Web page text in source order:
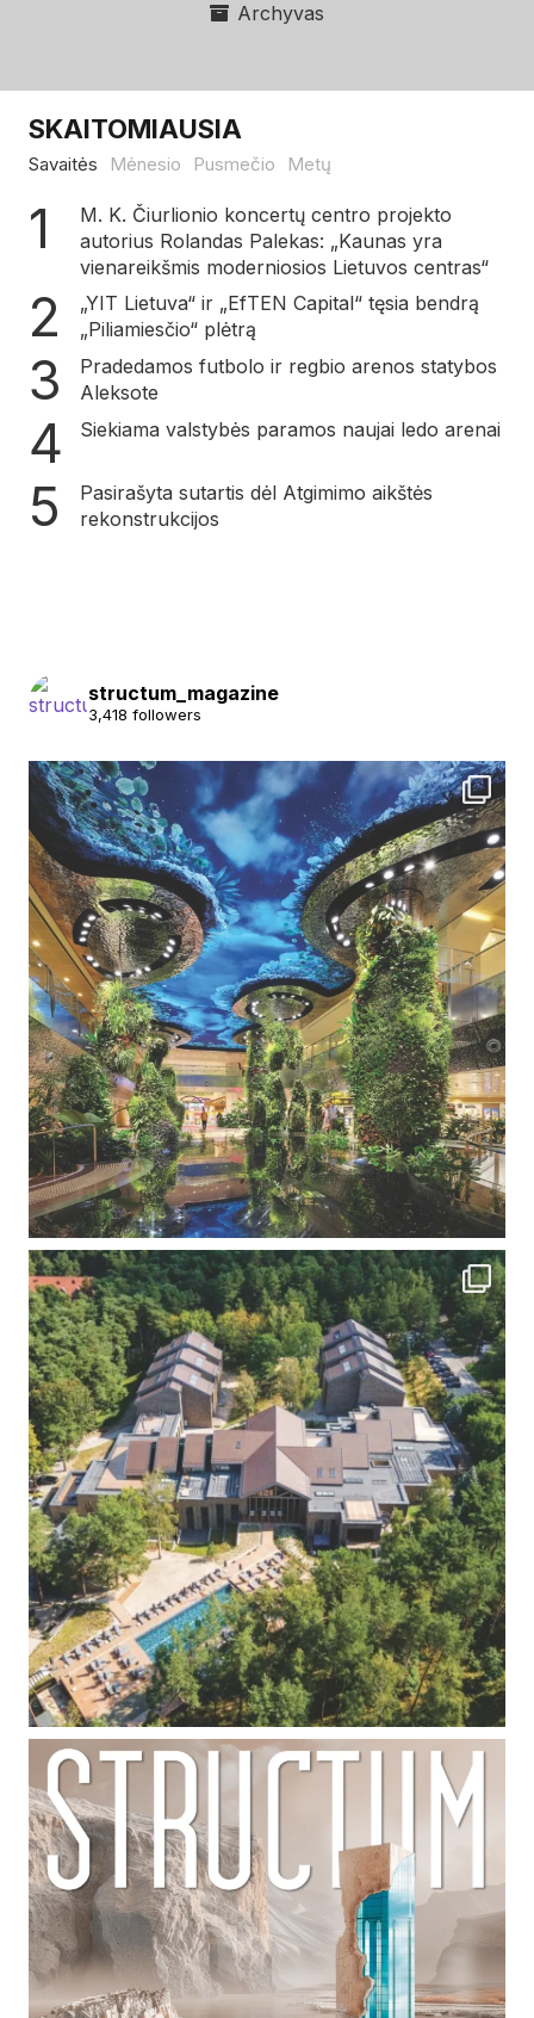
Archyvas
SKAITOMIAUSIA
Savaitės Mėnesio Pusmečio Metų
M. K. Čiurlionio koncertų centro projekto
autorius Rolandas Palekas: „Kaunas yra
vienareikšmis moderniosios Lietuvos centras“
„YIT Lietuva“ ir „EfTEN Capital“ tęsia bendrą
„Piliamiesčio“ plėtrą
Pradedamos futbolo ir regbio arenos statybos
Aleksote
Siekiama valstybės paramos naujai ledo arenai
Pasirašyta sutartis dėl Atgimimo aikštės
rekonstrukcijos
structum_magazine
3,418 followers